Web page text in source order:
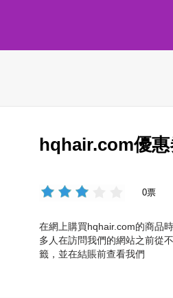
hqhair.com優惠
0票
在網上購買hqhair.com的商品
多人在訪問我們的網站之前從
籤，並在結賬前查看我們